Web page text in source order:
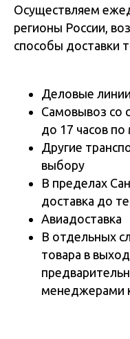
Осуществляем
регионы России,
способы доставки
Деловые
Самовывоз со
до 17 часов
Другие
выбору
В пределах
доставка до
Авиадоставка
В отдельных
товара в
менеджерами